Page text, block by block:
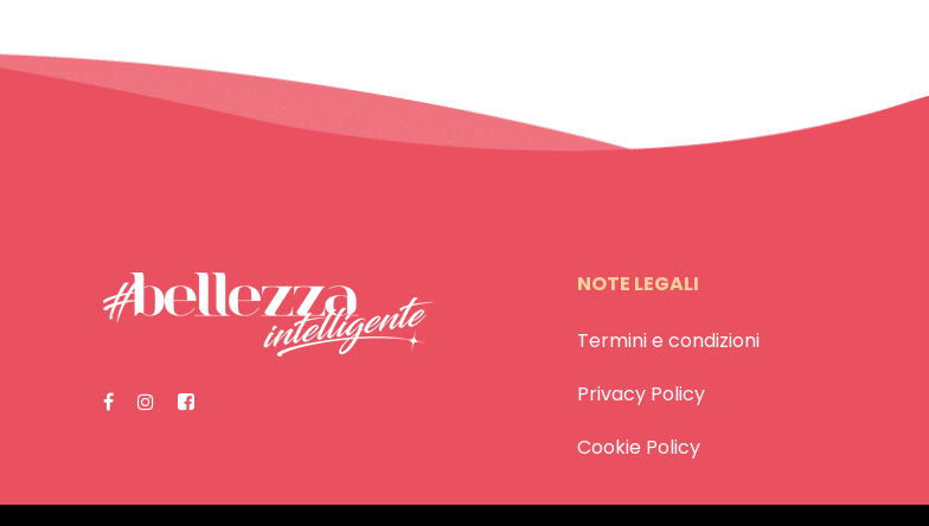
NOTE LEGALI
Termini e condizioni
Privacy Policy
Cookie Policy